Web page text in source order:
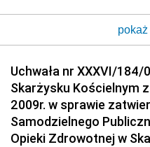
Dziennik Urzędowy
Elektronicznej
Dziennik Urzędowy
Administracji
Dziennik Urzędowy
Uchwała nr XXXVI/184/
Skarżysku Kościelnym
2009r. w sprawie
Samodzielnego
Opieki Zdrowotnej w